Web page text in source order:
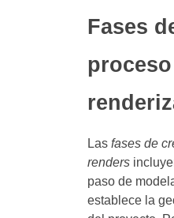
Fases
Las fases de
renders
paso de
establece la